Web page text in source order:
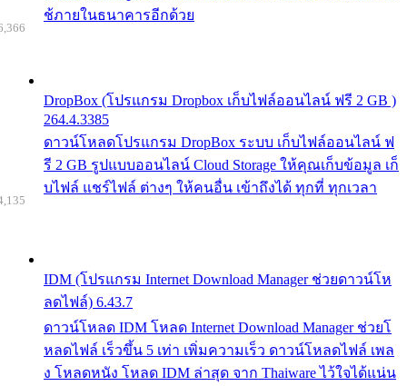
ช้ภายในธนาคารอีกด้วย
DropBox (โปรแกรม Dropbox เก็บไฟล์ออนไลน์ ฟรี 2 GB )
264.4.3385
ดาวน์โหลดโปรแกรม DropBox ระบบ เก็บไฟล์ออนไลน์ ฟ
รี 2 GB รูปแบบออนไลน์ Cloud Storage ให้คุณเก็บข้อมูล เก็
บไฟล์ แชร์ไฟล์ ต่างๆ ให้คนอื่น เข้าถึงได้ ทุกที่ ทุกเวลา
IDM (โปรแกรม Internet Download Manager ช่วยดาวน์โห
ลดไฟล์) 6.43.7
ดาวน์โหลด IDM โหลด Internet Download Manager ช่วยโ
หลดไฟล์ เร็วขึ้น 5 เท่า เพิ่มความเร็ว ดาวน์โหลดไฟล์ เพล
ง โหลดหนัง โหลด IDM ล่าสุด จาก Thaiware ไว้ใจได้แน่น